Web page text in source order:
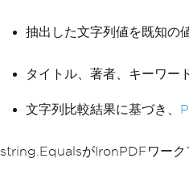
抽出した文字列値を既知の
タイトル、著者、キーワー
文字列比較結果に基づき、
string.EqualsがIronPDFワーク